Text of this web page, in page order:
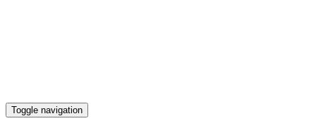
Toggle navigation